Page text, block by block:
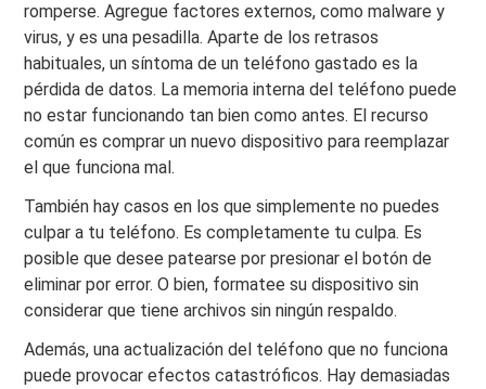
romperse. Agregue factores externos, como malware y
virus, y es una pesadilla. Aparte de los retrasos
habituales, un síntoma de un teléfono gastado es la
pérdida de datos. La memoria interna del teléfono puede
no estar funcionando tan bien como antes. El recurso
común es comprar un nuevo dispositivo para reemplazar
el que funciona mal.
También hay casos en los que simplemente no puedes
culpar a tu teléfono. Es completamente tu culpa. Es
posible que desee patearse por presionar el botón de
eliminar por error. O bien, formatee su dispositivo sin
considerar que tiene archivos sin ningún respaldo.
Además, una actualización del teléfono que no funciona
puede provocar efectos catastróficos. Hay demasiadas